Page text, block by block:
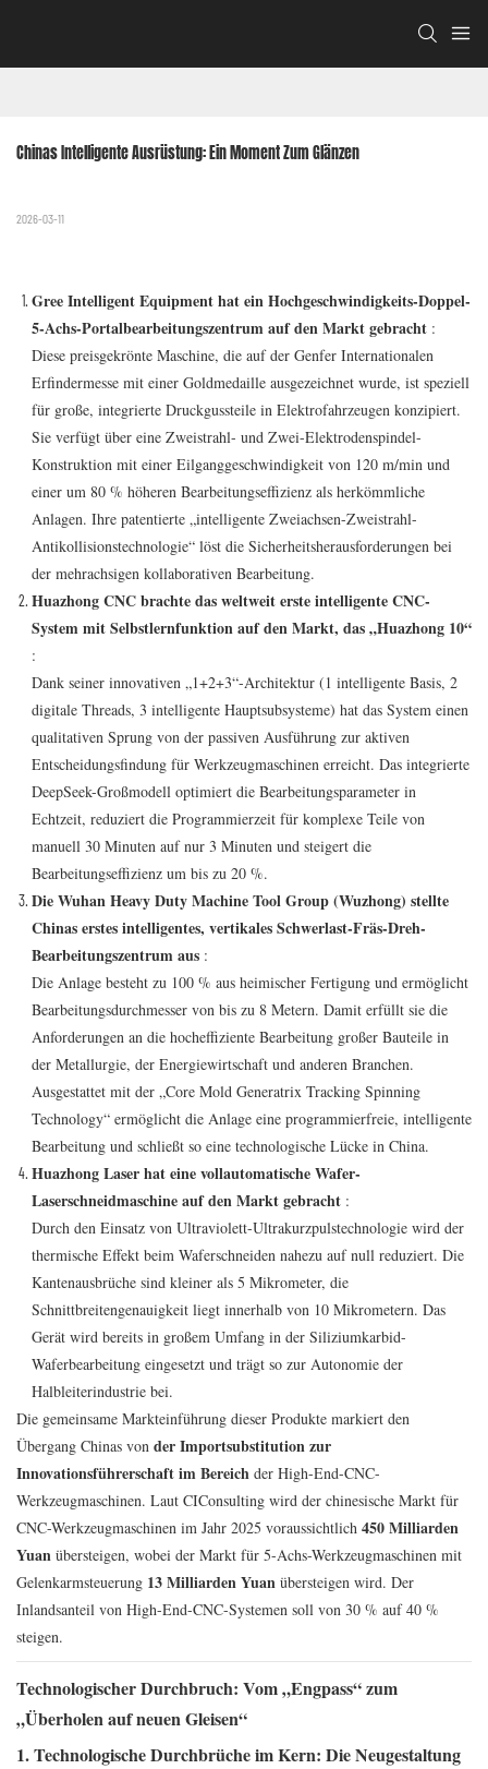
Chinas Intelligente Ausrüstung: Ein Moment Zum Glänzen
2026-03-11
Gree Intelligent Equipment hat ein Hochgeschwindigkeits-Doppel-
5-Achs-Portalbearbeitungszentrum auf den Markt gebracht :
Diese preisgekrönte Maschine, die auf der Genfer Internationalen
Erfindermesse mit einer Goldmedaille ausgezeichnet wurde, ist speziell
für große, integrierte Druckgussteile in Elektrofahrzeugen konzipiert.
Sie verfügt über eine Zweistrahl- und Zwei-Elektrodenspindel-
Konstruktion mit einer Eilganggeschwindigkeit von 120 m/min und
einer um 80 % höheren Bearbeitungseffizienz als herkömmliche
Anlagen. Ihre patentierte „intelligente Zweiachsen-Zweistrahl-
Antikollisionstechnologie“ löst die Sicherheitsherausforderungen bei
der mehrachsigen kollaborativen Bearbeitung.
Huazhong CNC brachte das weltweit erste intelligente CNC-
System mit Selbstlernfunktion auf den Markt, das „Huazhong 10“
:
Dank seiner innovativen „1+2+3“-Architektur (1 intelligente Basis, 2
digitale Threads, 3 intelligente Hauptsubsysteme) hat das System einen
qualitativen Sprung von der passiven Ausführung zur aktiven
Entscheidungsfindung für Werkzeugmaschinen erreicht. Das integrierte
DeepSeek-Großmodell optimiert die Bearbeitungsparameter in
Echtzeit, reduziert die Programmierzeit für komplexe Teile von
manuell 30 Minuten auf nur 3 Minuten und steigert die
Bearbeitungseffizienz um bis zu 20 %.
Die Wuhan Heavy Duty Machine Tool Group (Wuzhong) stellte
Chinas erstes intelligentes, vertikales Schwerlast-Fräs-Dreh-
Bearbeitungszentrum aus :
Die Anlage besteht zu 100 % aus heimischer Fertigung und ermöglicht
Bearbeitungsdurchmesser von bis zu 8 Metern. Damit erfüllt sie die
Anforderungen an die hocheffiziente Bearbeitung großer Bauteile in
der Metallurgie, der Energiewirtschaft und anderen Branchen.
Ausgestattet mit der „Core Mold Generatrix Tracking Spinning
Technology“ ermöglicht die Anlage eine programmierfreie, intelligente
Bearbeitung und schließt so eine technologische Lücke in China.
Huazhong Laser hat eine vollautomatische Wafer-
Laserschneidmaschine auf den Markt gebracht :
Durch den Einsatz von Ultraviolett-Ultrakurzpulstechnologie wird der
thermische Effekt beim Waferschneiden nahezu auf null reduziert. Die
Kantenausbrüche sind kleiner als 5 Mikrometer, die
Schnittbreitengenauigkeit liegt innerhalb von 10 Mikrometern. Das
Gerät wird bereits in großem Umfang in der Siliziumkarbid-
Waferbearbeitung eingesetzt und trägt so zur Autonomie der
Halbleiterindustrie bei.
Die gemeinsame Markteinführung dieser Produkte markiert den
Übergang Chinas von der Importsubstitution zur
Innovationsführerschaft im Bereich der High-End-CNC-
Werkzeugmaschinen. Laut CIConsulting wird der chinesische Markt für
CNC-Werkzeugmaschinen im Jahr 2025 voraussichtlich 450 Milliarden
Yuan übersteigen, wobei der Markt für 5-Achs-Werkzeugmaschinen mit
Gelenkarmsteuerung 13 Milliarden Yuan übersteigen wird. Der
Inlandsanteil von High-End-CNC-Systemen soll von 30 % auf 40 %
steigen.
Technologischer Durchbruch: Vom „Engpass“ zum
„Überholen auf neuen Gleisen“
1. Technologische Durchbrüche im Kern: Die Neugestaltung